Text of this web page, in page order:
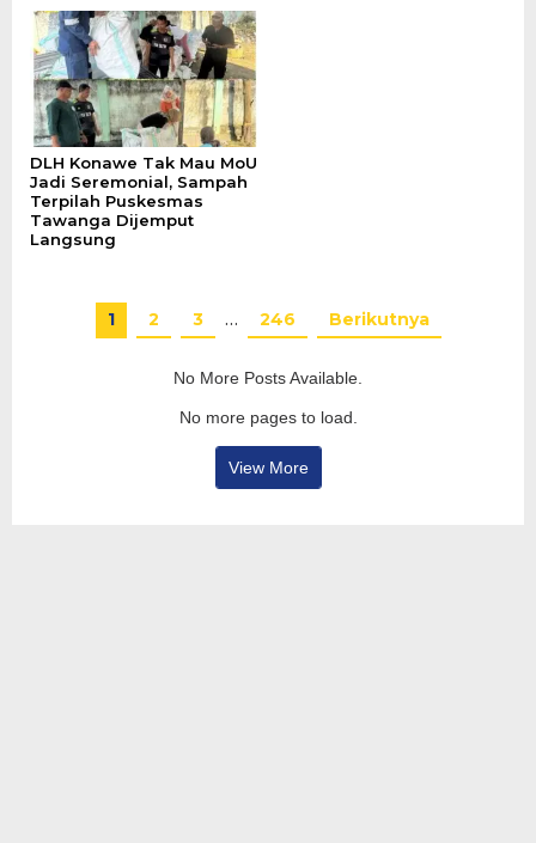
DLH Konawe Tak Mau MoU
Jadi Seremonial, Sampah
Terpilah Puskesmas
Tawanga Dijemput
Langsung
1 2 3 … 246 Berikutnya
No More Posts Available.
No more pages to load.
View More